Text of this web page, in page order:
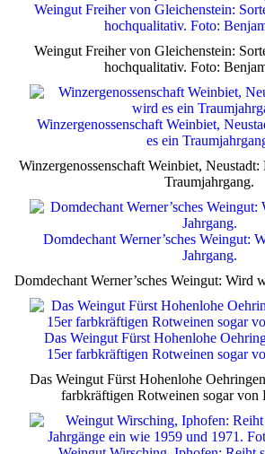
Weingut Freiher von Gleichenstein:
hochqualitativ. Foto:
Weingut Freiher von Gleichenstein:
hochqualitativ. Foto:
Winzergenossenschaft Weinbiet,
es ein
Winzergenossenschaft Weinbiet,
Traumjahrgang.
Domdechant Werner’sches Weingut:
Jahrgang.
Domdechant Werner’sches Weingut: Wird
Das Weingut Fürst Hohenlohe
15er farbkräftigen Rotweinen sogar
Das Weingut Fürst Hohenlohe
farbkräftigen Rotweinen sogar von